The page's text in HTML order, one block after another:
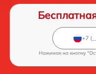
Нажимая на кнопку